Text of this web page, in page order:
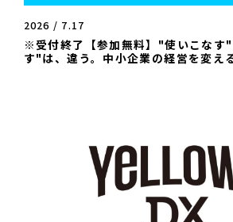
2026 / 7.17
※受付終了【参加無料】"使いこなす
す"は、違う。中小企業の経営を変え